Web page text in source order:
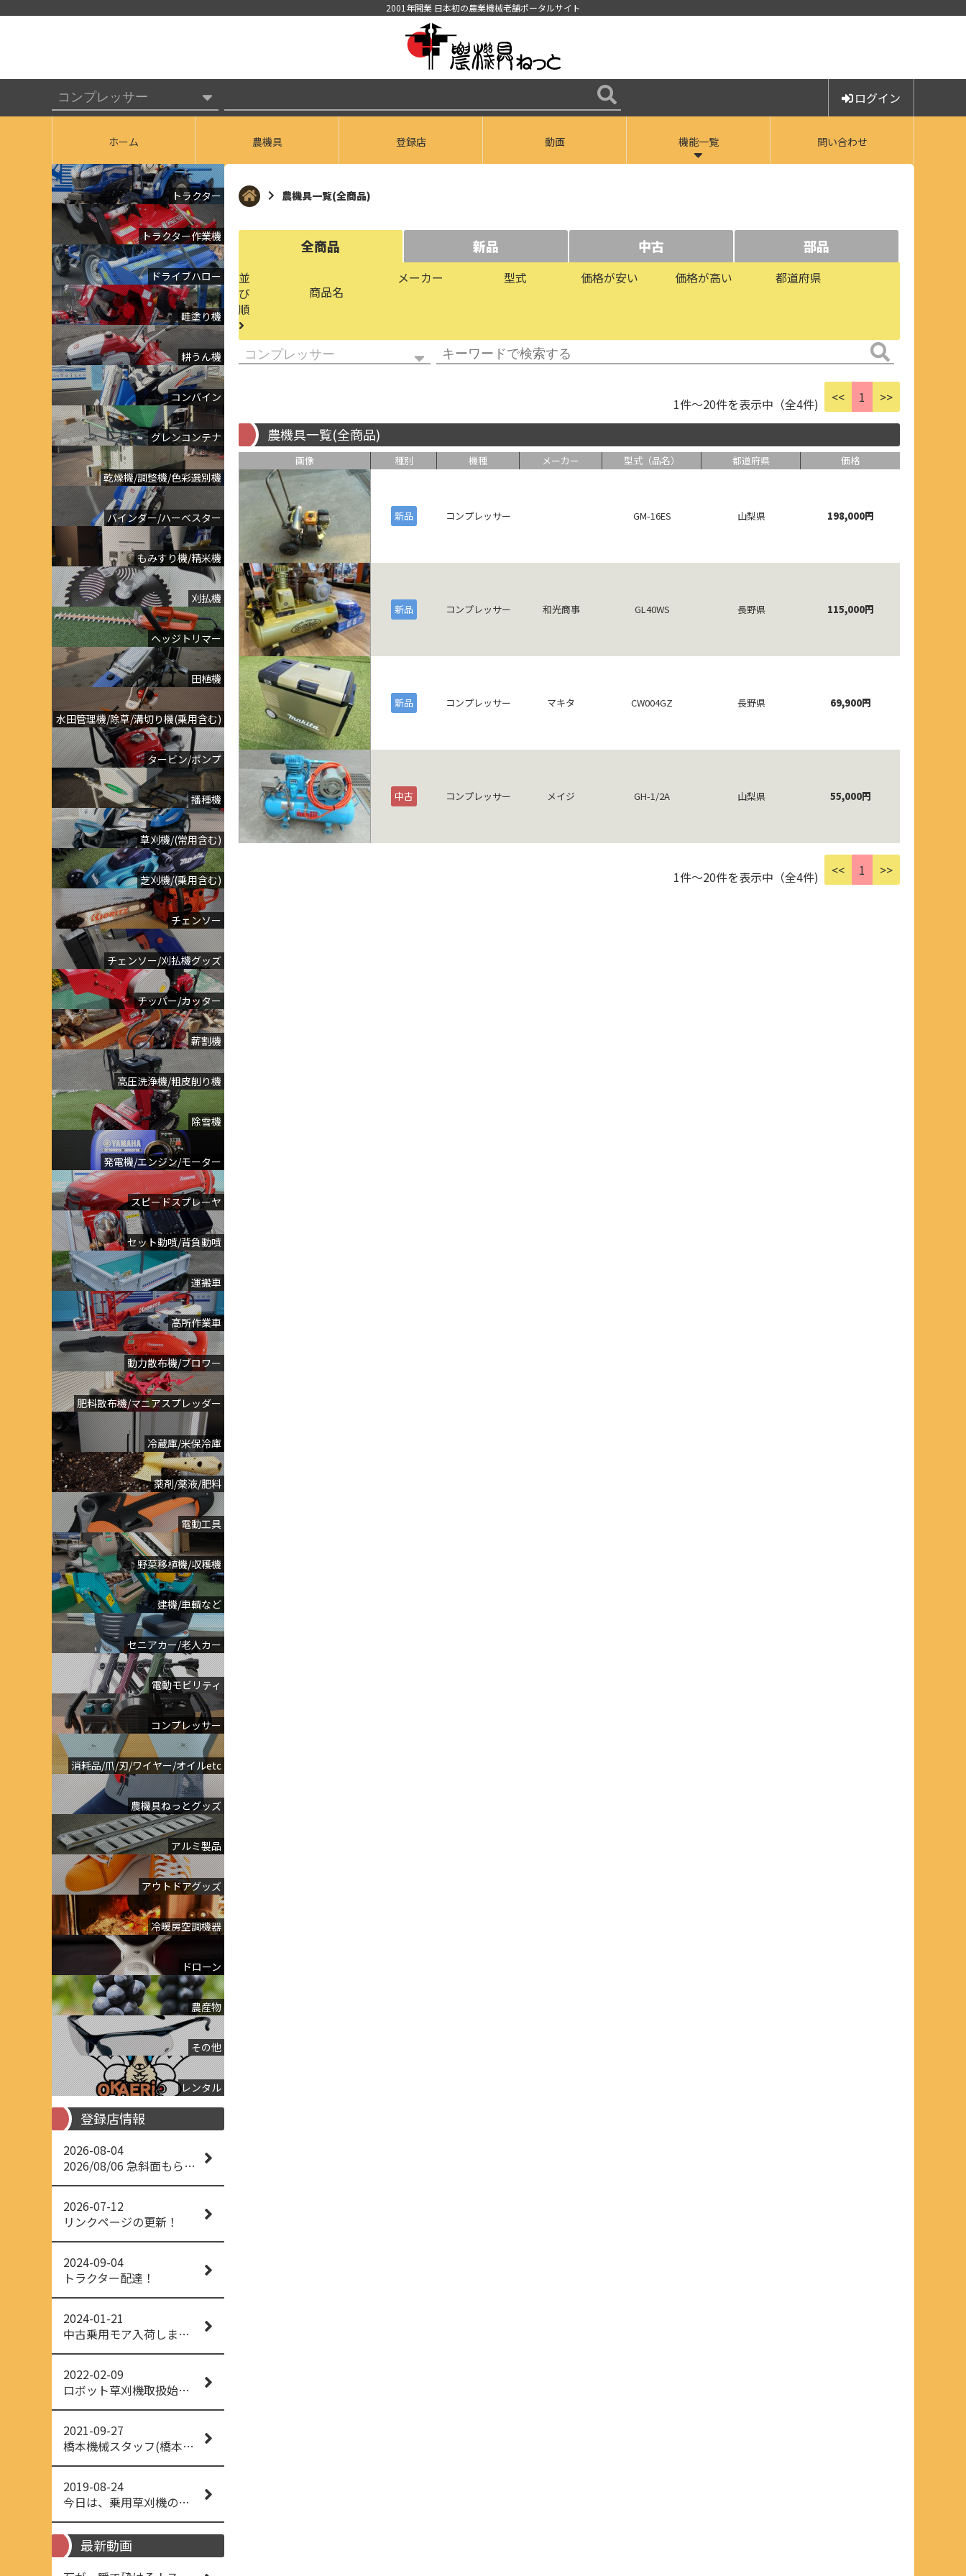
2001年開業 日本初の農業機械老舗ポータルサイト
ログイン
ホーム 農機具 登録店 動画 機能一覧 問い合わせ
トラクター
トラクター作業機
ドライブハロー
畦塗り機
耕うん機
コンバイン
グレンコンテナ
乾燥機/調整機/色彩選別機
バインダー/ハーベスター
もみすり機/精米機
刈払機
ヘッジトリマー
田植機
水田管理機/除草/溝切り機(乗用含む)
タービン/ポンプ
播種機
草刈機/(常用含む)
芝刈機/(乗用含む)
チェンソー
チェンソー/刈払機グッズ
チッパー/カッター
薪割機
高圧洗浄機/粗皮削り機
除雪機
発電機/エンジン/モーター
スピードスプレーヤ
セット動噴/背負動噴
運搬車
高所作業車
動力散布機/ブロワー
肥料散布機/マニアスプレッダー
冷蔵庫/米保冷庫
薬剤/薬液/肥料
電動工具
野菜移植機/収穫機
建機/車輌など
セニアカー/老人カー
電動モビリティ
コンプレッサー
消耗品/爪/刃/ワイヤー/オイルetc
農機具ねっとグッズ
アルミ製品
アウトドアグッズ
冷暖房空調機器
ドローン
農産物
その他
レンタル
登録店情報
2026-08-04
2026/08/06 急斜面もらくらく草刈り
2026-07-12
リンクページの更新！
2024-09-04
トラクター配達！
2024-01-21
中古乗用モア入荷しました！
2022-02-09
ロボット草刈機取扱始めました！
2021-09-27
橋本機械スタッフ(橋本機械(株))
2019-08-24
今日は、乗用草刈機の納品でした！ 流行りの、4WD！ #イセキアグリ #オーレック #四駆 #増税間近
最新動画
農機具一覧(全商品)
全商品 新品 中古 部品
並
び
順
商品名
メーカー 型式 価格が安い 価格が高い 都道府県
1件～20件を表示中（全4件) << 1 >>
農機具一覧(全商品)
画像 種別 機種 メーカー 型式（品名） 都道府県 価格
新品 コンプレッサー GM-16ES 山梨県 198,000円
新品 コンプレッサー 和光商事 GL40WS 長野県 115,000円
新品 コンプレッサー マキタ CW004GZ 長野県 69,900円
中古 コンプレッサー メイジ GH-1/2A 山梨県 55,000円
1件～20件を表示中（全4件) << 1 >>